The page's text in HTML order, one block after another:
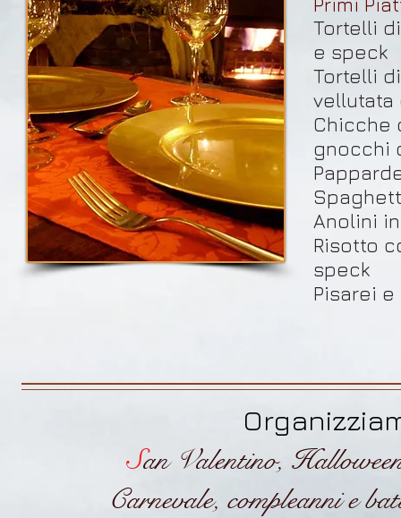
Tortelli
e speck
Tortelli
vellutata
Chicche
gnocchi
Anolini
Risotto
speck
Pisarei
San Valentino,
Carnevale, compleanni e